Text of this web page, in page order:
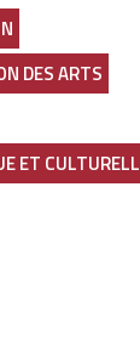
DES ARTS
ET